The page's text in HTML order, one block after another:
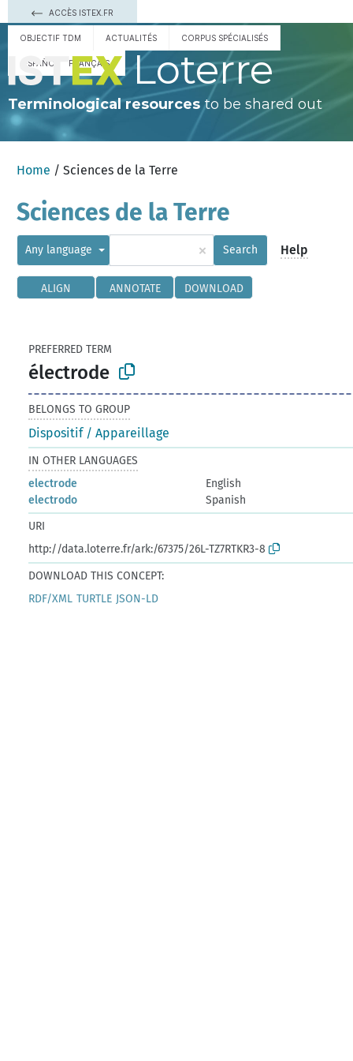
ACCÈS ISTEX.FR
OBJECTIF TDM ACTUALITÉS CORPUS SPÉCIALISÉS
ESPAÑOL FRANÇAIS Loterre
Terminological resourcesto be shared out
Home / Sciences de la Terre
Sciences de la Terre
Any language × Search Help
ALIGN ANNOTATE DOWNLOAD
PREFERRED TERM
électrode
BELONGS TO GROUP
Dispositif / Appareillage
IN OTHER LANGUAGES
electrode
English
electrodo
Spanish
URI
http://data.loterre.fr/ark:/67375/26L-TZ7RTKR3-8
DOWNLOAD THIS CONCEPT:
RDF/XML TURTLE JSON-LD